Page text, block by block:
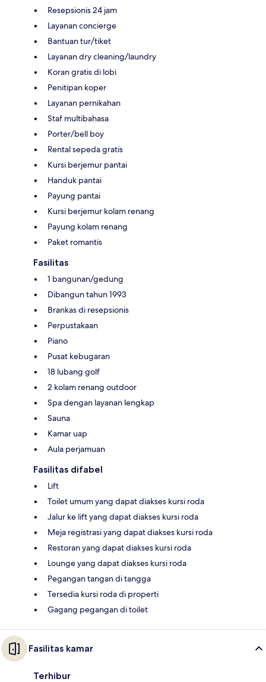
Resepsionis 24 jam
Layanan concierge
Bantuan tur/tiket
Layanan dry cleaning/laundry
Koran gratis di lobi
Penitipan koper
Layanan pernikahan
Staf multibahasa
Porter/bell boy
Rental sepeda gratis
Kursi berjemur pantai
Handuk pantai
Payung pantai
Kursi berjemur kolam renang
Payung kolam renang
Paket romantis
Fasilitas
1 bangunan/gedung
Dibangun tahun 1993
Brankas di resepsionis
Perpustakaan
Piano
Pusat kebugaran
18 lubang golf
2 kolam renang outdoor
Spa dengan layanan lengkap
Sauna
Kamar uap
Aula perjamuan
Fasilitas difabel
Lift
Toilet umum yang dapat diakses kursi roda
Jalur ke lift yang dapat diakses kursi roda
Meja registrasi yang dapat diakses kursi roda
Restoran yang dapat diakses kursi roda
Lounge yang dapat diakses kursi roda
Pegangan tangan di tangga
Tersedia kursi roda di properti
Gagang pegangan di toilet
Fasilitas kamar
Terhibur